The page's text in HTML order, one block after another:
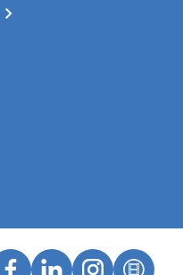
chevron_right